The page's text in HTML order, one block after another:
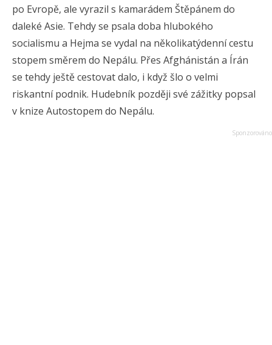
po Evropě, ale vyrazil s kamarádem Štěpánem do
daleké Asie. Tehdy se psala doba hlubokého
socialismu a Hejma se vydal na několikatýdenní cestu
stopem směrem do Nepálu. Přes Afghánistán a Írán
se tehdy ještě cestovat dalo, i když šlo o velmi
riskantní podnik. Hudebník později své zážitky popsal
v knize Autostopem do Nepálu.